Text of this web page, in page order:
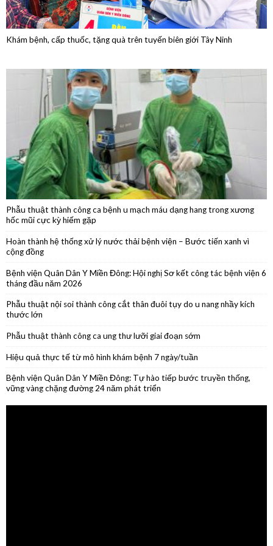
Phẫu thuật thành công ca bệnh u mạch máu dạng hang trong xương
hốc mũi cực kỳ hiếm gặp
Hoàn thành hệ thống xử lý nước thải bệnh viện – Bước tiến xanh vì
cộng đồng
Bệnh viện Quân Dân Y Miền Đông: Hội nghị Sơ kết công tác bệnh viện 6
Phẫu thuật nội soi thành công cắt thân đuôi tụy do u nang nhầy kích
Phẫu thuật thành công ca ung thư lưỡi giai đoạn sớm
Hiệu quả thực tế từ mô hình khám bệnh 7 ngày/tuần
vững vàng chặng đường 24 năm phát triển